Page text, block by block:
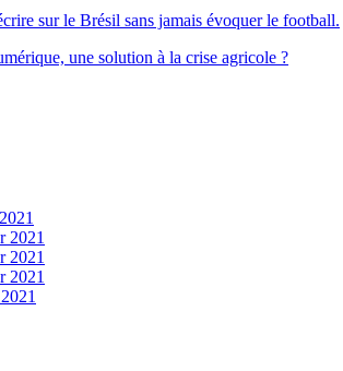
sur le Brésil sans jamais évoquer le football.
une solution à la crise agricole ?
2021
2021
2021